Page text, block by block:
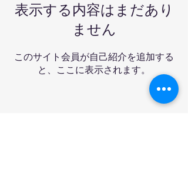
表示する内容はまだあり
ません
このサイト会員が自己紹介を追加する
と、ここに表示されます。